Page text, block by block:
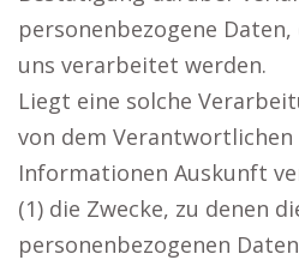
personenbezogene
uns verarbeitet werden.
Liegt eine solche
von dem
Informationen Auskunft
(1) die Zwecke, zu denen
personenbezogenen